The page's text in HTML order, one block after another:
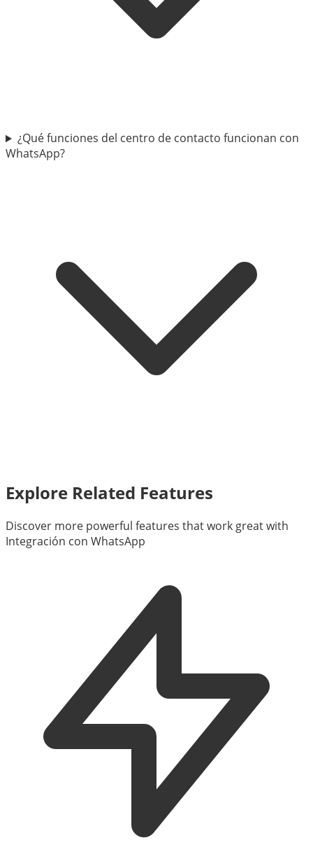
¿Qué funciones del centro de contacto funcionan con
WhatsApp?
Explore Related Features
Discover more powerful features that work great with
Integración con WhatsApp